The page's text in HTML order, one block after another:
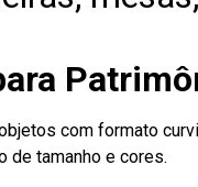
com formato
de tamanho e cores.